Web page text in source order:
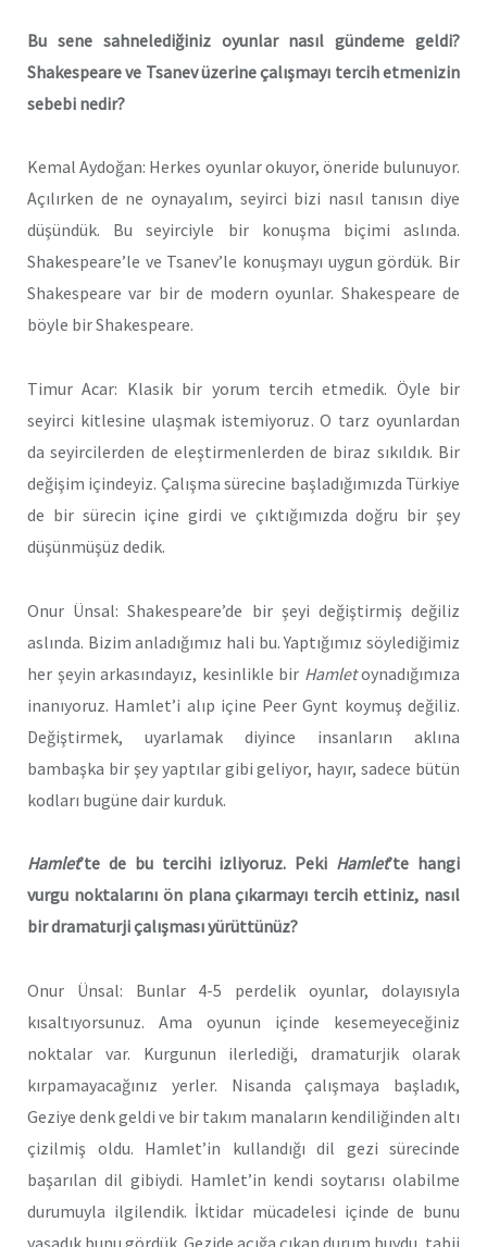
Bu sene sahnelediğiniz oyunlar nasıl gündeme geldi?
Shakespeare ve Tsanev üzerine çalışmayı tercih etmenizin
sebebi nedir?
Kemal Aydoğan: Herkes oyunlar okuyor, öneride bulunuyor.
Açılırken de ne oynayalım, seyirci bizi nasıl tanısın diye
düşündük. Bu seyirciyle bir konuşma biçimi aslında.
Shakespeare’le ve Tsanev’le konuşmayı uygun gördük. Bir
Shakespeare var bir de modern oyunlar. Shakespeare de
böyle bir Shakespeare.
Timur Acar: Klasik bir yorum tercih etmedik. Öyle bir
seyirci kitlesine ulaşmak istemiyoruz. O tarz oyunlardan
da seyircilerden de eleştirmenlerden de biraz sıkıldık. Bir
değişim içindeyiz. Çalışma sürecine başladığımızda Türkiye
de bir sürecin içine girdi ve çıktığımızda doğru bir şey
düşünmüşüz dedik.
Onur Ünsal: Shakespeare’de bir şeyi değiştirmiş değiliz
aslında. Bizim anladığımız hali bu. Yaptığımız söylediğimiz
her şeyin arkasındayız, kesinlikle bir Hamletoynadığımıza
inanıyoruz. Hamlet’i alıp içine Peer Gynt koymuş değiliz.
Değiştirmek, uyarlamak diyince insanların aklına
bambaşka bir şey yaptılar gibi geliyor, hayır, sadece bütün
kodları bugüne dair kurduk.
Hamlet’te de bu tercihi izliyoruz. Peki Hamlet’te hangi
vurgu noktalarını ön plana çıkarmayı tercih ettiniz, nasıl
bir dramaturji çalışması yürüttünüz?
Onur Ünsal: Bunlar 4-5 perdelik oyunlar, dolayısıyla
kısaltıyorsunuz. Ama oyunun içinde kesemeyeceğiniz
noktalar var. Kurgunun ilerlediği, dramaturjik olarak
kırpamayacağınız yerler. Nisanda çalışmaya başladık,
Geziye denk geldi ve bir takım manaların kendiliğinden altı
çizilmiş oldu. Hamlet’in kullandığı dil gezi sürecinde
başarılan dil gibiydi. Hamlet’in kendi soytarısı olabilme
durumuyla ilgilendik. İktidar mücadelesi içinde de bunu